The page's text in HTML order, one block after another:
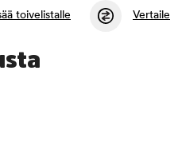
toivelistalle Vertaile